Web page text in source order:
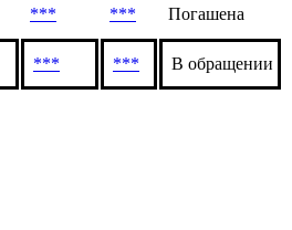
*** *** Погашена
*** *** В обращении